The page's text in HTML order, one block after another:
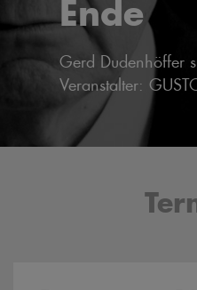
Ende
Gerd Dudenhöffer
Veranstalter: